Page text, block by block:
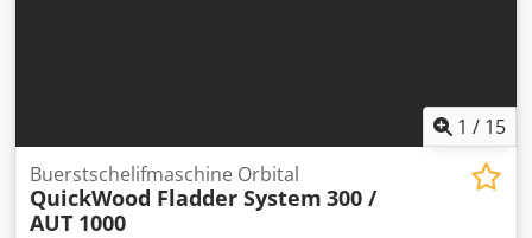
1 / 15
Buerstschelifmaschine Orbital
QuickWood Fladder System 300 /
AUT 1000